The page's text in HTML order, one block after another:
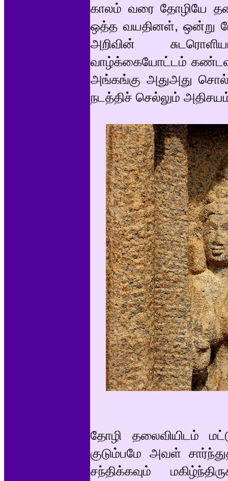
காலம் வரை தோழியே
ஒத்த வயதினள், ஒன்று
அறிவின்
வாழ்க்கையோட்டம்
அங்கங்கு அதுஅது
நடத்திச் செல்லும்
தோழி தலைவியிடம்
குடும்பமே அவள்
சந்திக்கவும்